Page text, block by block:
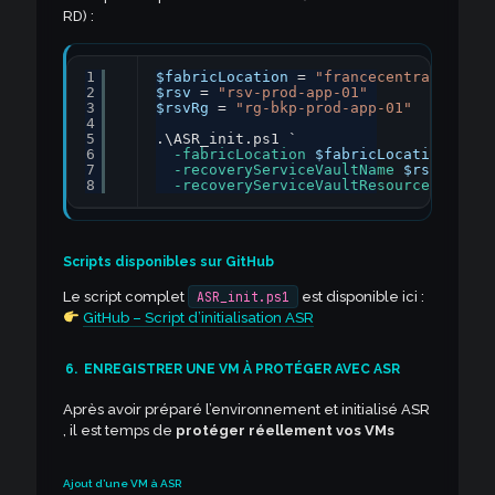
RD) :
1
2
3
4
5
6
7
8
$fabricLocation =
"francecentral"
$rsv =
"rsv-prod-app-01"
$rsvRg =
"rg-bkp-prod-app-01"
.\ASR_init.ps1 `
-fabricLocation
$fabricLocation
-recoveryServiceVaultName
$rsv
-
Scripts disponibles sur GitHub
Le script complet ASR_init.ps1
est disponible ici :
GitHub – Script d’initialisation ASR
6. ENREGISTRER UNE VM À PROTÉGER AVEC ASR
Après avoir préparé l’environnement et initialisé ASR
, il est temps de protéger réellement vos VMs
Ajout d’une VM à ASR